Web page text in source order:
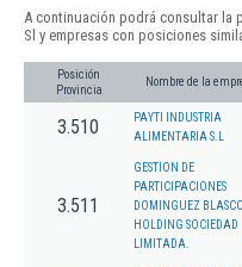
A continuación podrá consultar la
Sl y empresas con posiciones
Posición
Provincia
Nombre de la
3.510
PAYTI INDUSTRIA
ALIMENTARIA S.L
3.511
GESTION DE
PARTICIPACIONES
DOMINGUEZ BLASCO
HOLDING SOCIEDAD
LIMITADA.